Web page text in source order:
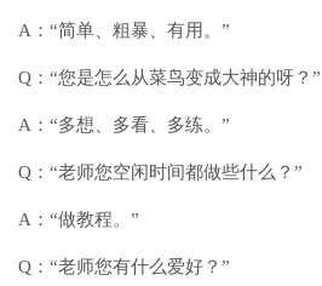
A：“简单、粗暴、有用。”
Q：“您是怎么从菜鸟变成大神的呀？”
A：“多想、多看、多练。”
Q：“老师您空闲时间都做些什么？”
A：“做教程。”
Q：“老师您有什么爱好？”